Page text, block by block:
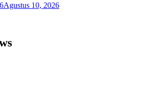
Agustus 10, 2026